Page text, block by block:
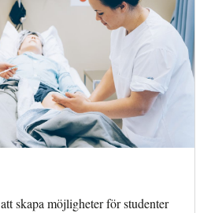
skapa möjligheter för studenter